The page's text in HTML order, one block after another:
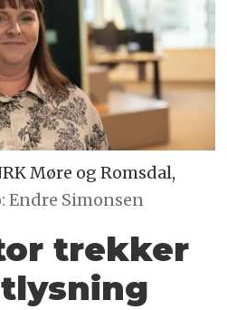
Møre og Romsdal,
Endre Simonsen
trekker